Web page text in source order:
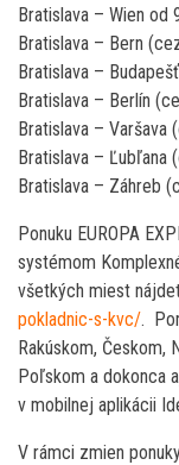
Bratislava – Wien od
Bratislava – Bern
Bratislava –
Bratislava – Berlín
Bratislava – Varšava
Bratislava – Ľubľana
Bratislava – Záhreb
Ponuku EUROPA
systémom
všetkých miest
pokladnic-s-kvc/.
Rakúskom, Českom,
Poľskom a dokonca
v mobilnej aplikácii
V rámci zmien